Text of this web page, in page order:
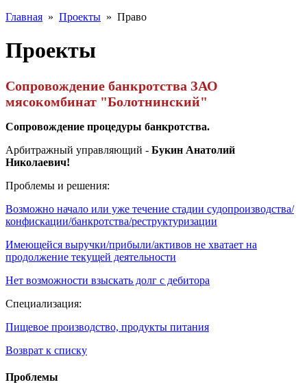
Главная » Проекты » Право
Проекты
Сопровождение банкротства ЗАО
мясокомбинат "Болотнинский"
Сопровождение процедуры банкротства.
Арбитражный управляющий - Букин Анатолий
Николаевич!
Проблемы и решения:
Возможно начало или уже течение стадии судопроизводства/
конфискации/банкротства/реструктуризации
Имеющейся выручки/прибыли/активов не хватает на
продолжение текущей деятельности
Нет возможности взыскать долг с дебитора
Специализация:
Пищевое производство, продукты питания
Возврат к списку
Проблемы